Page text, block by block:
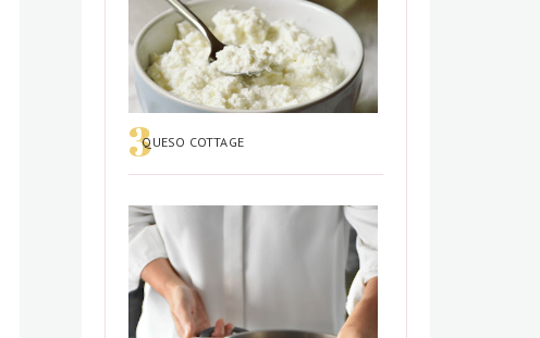
QUESO COTTAGE